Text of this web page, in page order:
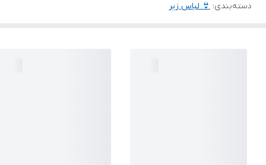
دسته‌بندی: 👙 لباس زیر